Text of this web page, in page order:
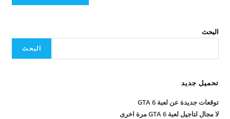
البحث
البحث
تحميل جديد
توقعات جديدة عن لعبة GTA 6
لا مجال لتاجيل لعبة GTA 6 مرة اخرى